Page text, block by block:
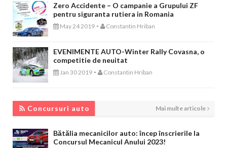
Zero Accidente – O campanie a Grupului ZF
pentru siguranta rutiera in Romania
May 24 2019 - Constantin Hriban
EVENIMENTE AUTO-Winter Rally Covasna, o
competitie de neuitat
Jan 30 2019 - Constantin Hriban
Concursuri auto Mai multe articole
Bătălia mecanicilor auto: încep înscrierile la
Concursul Mecanicul Anului 2023!